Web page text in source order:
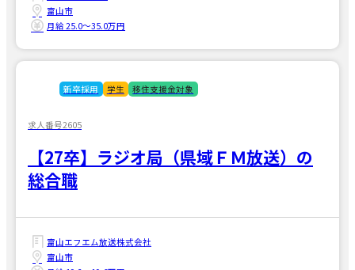
富山市
月給 25.0〜35.0万円
新卒採用 学生 移住支援金対象
求人番号2605
【27卒】ラジオ局（県域ＦＭ放送）の
総合職
富山エフエム放送株式会社
富山市